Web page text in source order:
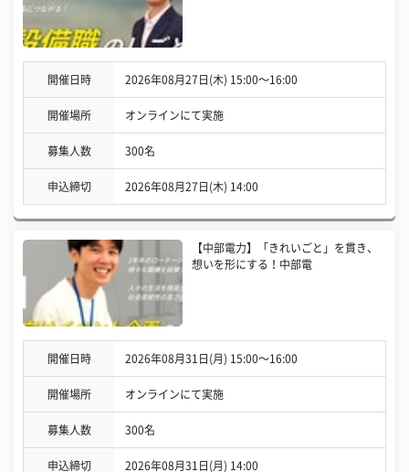
開催日時 2026年08月27日(木) 15:00〜16:00
開催場所 オンラインにて実施
募集人数 300名
申込締切 2026年08月27日(木) 14:00
【中部電力】「きれいごと」を貫き、
想いを形にする！中部電
開催日時 2026年08月31日(月) 15:00〜16:00
開催場所 オンラインにて実施
募集人数 300名
申込締切 2026年08月31日(月) 14:00